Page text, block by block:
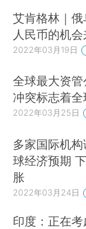
艾肯格林｜
人民币的机会
2022年03月19日
全球最大资
冲突标志着
2022年03月25日
多家国际机
球经济预期
胀
2022年03月24日
印度：正在